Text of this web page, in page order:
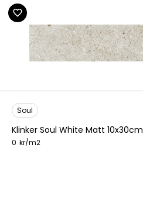
Soul
Klinker Soul White Matt 10x30cm
0 kr/m2